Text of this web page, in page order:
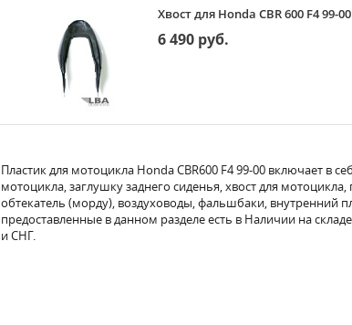
Хвост для Honda CBR 600 F4 99-
6 490 руб.
Пластик для мотоцикла Honda CBR600 F4 99-00 включает в
мотоцикла, заглушку заднего сиденья, хвост для
обтекатель (морду), воздуховоды, фальшбаки, внутренний
предоставленные в данном разделе есть в Наличии на
и СНГ.